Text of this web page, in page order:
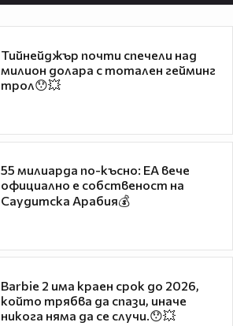
Тийнейджър почти спечели над
милион долара с тотален гейминг
трол😯💥
55 милиарда по-късно: EA вече
официално е собственост на
Саудитска Арабия💰
Barbie 2 има краен срок до 2026,
който трябва да спази, иначе
никога няма да се случи.😯💥